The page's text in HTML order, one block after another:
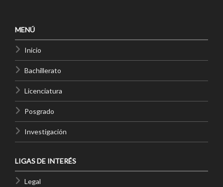
MENÚ
Inicio
Bachillerato
Licenciatura
Posgrado
Investigación
LIGAS DE INTERÉS
Legal